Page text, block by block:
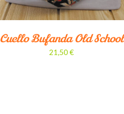
Cuello Bufanda Old School
21,50€